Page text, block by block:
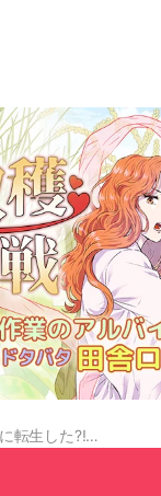
転生した?!
なぜか手を出したら